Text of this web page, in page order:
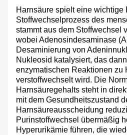
Harnsäure spielt eine wichtige
Stoffwechselprozess des
stammt aus dem Stoffwechsel
wobei Adenosindesaminase
Desaminierung von
Nukleosid katalysiert, das
enzymatischen Reaktionen zu
verstoffwechselt wird. Die
Harnsäuregehalts steht in
mit dem Gesundheitszustand
Harnsäureausscheidung
Purinstoffwechsel übermäßig
Hyperurikämie führen, die